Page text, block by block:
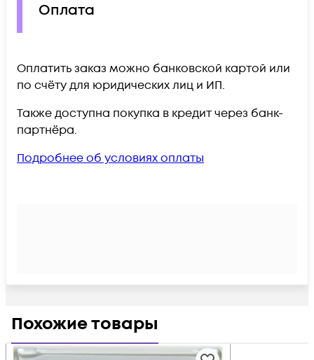
Оплата
Оплатить заказ можно банковской картой или
по счёту для юридических лиц и ИП.
Также доступна покупка в кредит через банк-
партнёра.
Подробнее об условиях оплаты
Похожие товары